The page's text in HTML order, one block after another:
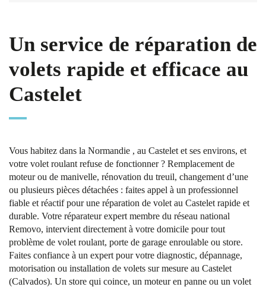
Un service de réparation de
volets rapide et efficace au
Castelet
Vous habitez dans la Normandie , au Castelet et ses environs, et
votre volet roulant refuse de fonctionner ? Remplacement de
moteur ou de manivelle, rénovation du treuil, changement d’une
ou plusieurs pièces détachées : faites appel à un professionnel
fiable et réactif pour une réparation de volet au Castelet rapide et
durable. Votre réparateur expert membre du réseau national
Removo, intervient directement à votre domicile pour tout
problème de volet roulant, porte de garage enroulable ou store.
Faites confiance à un expert pour votre diagnostic, dépannage,
motorisation ou installation de volets sur mesure au Castelet
(Calvados). Un store qui coince, un moteur en panne ou un volet